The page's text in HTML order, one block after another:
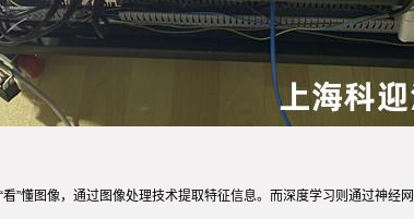
”懂图像，通过图像处理技术提取特征信息。而深度学习则通过神